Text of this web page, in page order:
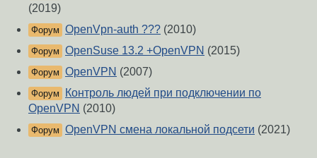
(2019)
Форум OpenVpn-auth ??? (2010)
Форум OpenSuse 13.2 +OpenVPN (2015)
Форум OpenVPN (2007)
Форум
Контроль людей при подключении по
OpenVPN (2010)
Форум OpenVPN смена локальной подсети (2021)